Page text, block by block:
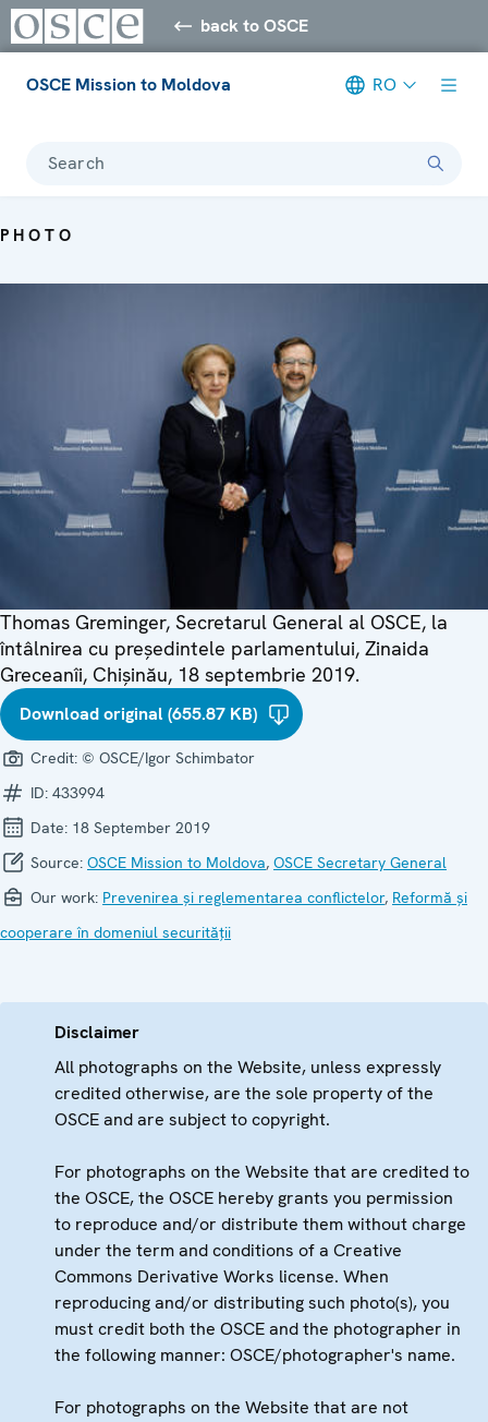
back to OSCE
OSCE Mission to Moldova RO
Search
PHOTO
Thomas Greminger, Secretarul General al OSCE, la
întâlnirea cu președintele parlamentului, Zinaida
Greceanîi, Chișinău, 18 septembrie 2019.
Download original (655.87 KB)
Credit: © OSCE/Igor Schimbator
ID: 433994
Date: 18 September 2019
Source: OSCE Mission to Moldova, OSCE Secretary General
Our work: Prevenirea și reglementarea conflictelor, Reformă și
cooperare în domeniul securității
Disclaimer
All photographs on the Website, unless expressly
credited otherwise, are the sole property of the
OSCE and are subject to copyright.
For photographs on the Website that are credited to
the OSCE, the OSCE hereby grants you permission
to reproduce and/or distribute them without charge
under the term and conditions of a Creative
Commons Derivative Works license. When
reproducing and/or distributing such photo(s), you
must credit both the OSCE and the photographer in
the following manner: OSCE/photographer's name.
For photographs on the Website that are not